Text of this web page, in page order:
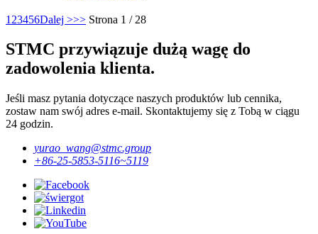
1 23456Dalej >>> Strona 1 / 28
STMC przywiązuje dużą wagę do
zadowolenia klienta.
Jeśli masz pytania dotyczące naszych produktów lub cennika,
zostaw nam swój adres e-mail. Skontaktujemy się z Tobą w ciągu
24 godzin.
yurao_wang@stmc.group
+86-25-5853-5116~5119